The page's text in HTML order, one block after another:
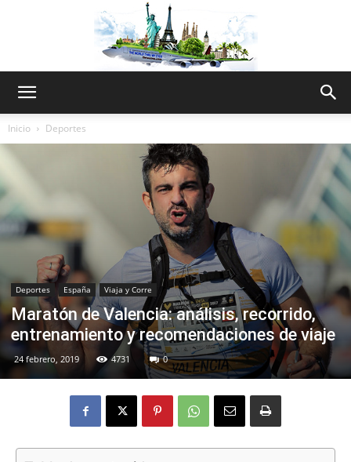
World
Thru
My
Inicio Deportes
Deportes España Viaja y Corre
Maratón de Valencia: análisis, recorrido,
entrenamiento y recomendaciones de viaje
24 febrero, 2019 4731 0